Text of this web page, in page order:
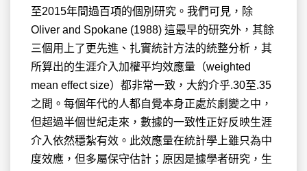
至2015年間過百項的個別研究。我們可見，除
Oliver and Spokane (1988) 這最早的研究外，其餘
三個用上了更先進、扎實統計方法的統整分析，其
所算出的生涯介入加權平均效應量（weighted
mean effect size）都非常一致，大約介乎.30至.35
之間。每個年代的人都自覺本身正處於劇變之中，
但超過半個世紀走來，數據的一致性正好反映生涯
介入依然穩紮有效。此效應量在統計學上雖只為中
度效應，但多屬保守估計；原因是據學者研究，生